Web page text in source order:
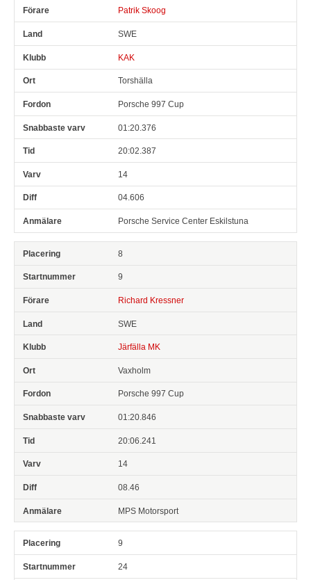
Patrik Skoog
SWE
KAK
Torshälla
Porsche 997 Cup
01:20.376
20:02.387
14
04.606
Porsche Service Center Eskilstuna
8
9
Richard Kressner
SWE
Järfälla MK
Vaxholm
Porsche 997 Cup
01:20.846
20:06.241
14
08.46
MPS Motorsport
9
24